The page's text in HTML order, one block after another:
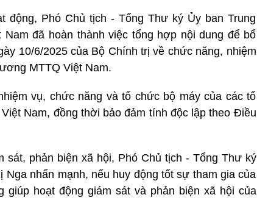
động, Phó Chủ tịch - Tổng Thư ký Ủy ban Trung
đã hoàn thành việc tổng hợp nội dung để bổ
10/6/2025 của Bộ Chính trị về chức năng, nhiệm
MTTQ Việt Nam.
vụ, chức năng và tổ chức bộ máy của các tổ
Nam, đồng thời bảo đảm tính độc lập theo Điều
sát, phản biện xã hội, Phó Chủ tịch - Tổng Thư ký
nhấn mạnh, nếu huy động tốt sự tham gia của
hoạt động giám sát và phản biện xã hội của